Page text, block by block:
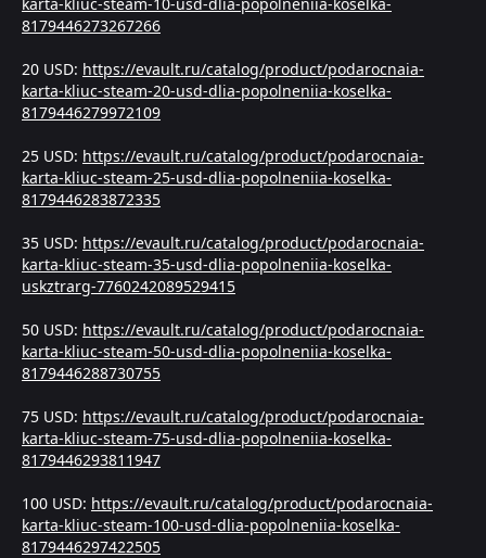
8179446273267266
20 USD: https://evault.ru/catalog/product/podarocnaia-
karta-kliuc-steam-20-usd-dlia-popolneniia-koselka-
8179446279972109
25 USD: https://evault.ru/catalog/product/podarocnaia-
karta-kliuc-steam-25-usd-dlia-popolneniia-koselka-
8179446283872335
35 USD: https://evault.ru/catalog/product/podarocnaia-
karta-kliuc-steam-35-usd-dlia-popolneniia-koselka-
uskztrarg-7760242089529415
50 USD: https://evault.ru/catalog/product/podarocnaia-
karta-kliuc-steam-50-usd-dlia-popolneniia-koselka-
8179446288730755
75 USD: https://evault.ru/catalog/product/podarocnaia-
karta-kliuc-steam-75-usd-dlia-popolneniia-koselka-
8179446293811947
100 USD: https://evault.ru/catalog/product/podarocnaia-
karta-kliuc-steam-100-usd-dlia-popolneniia-koselka-
8179446297422505